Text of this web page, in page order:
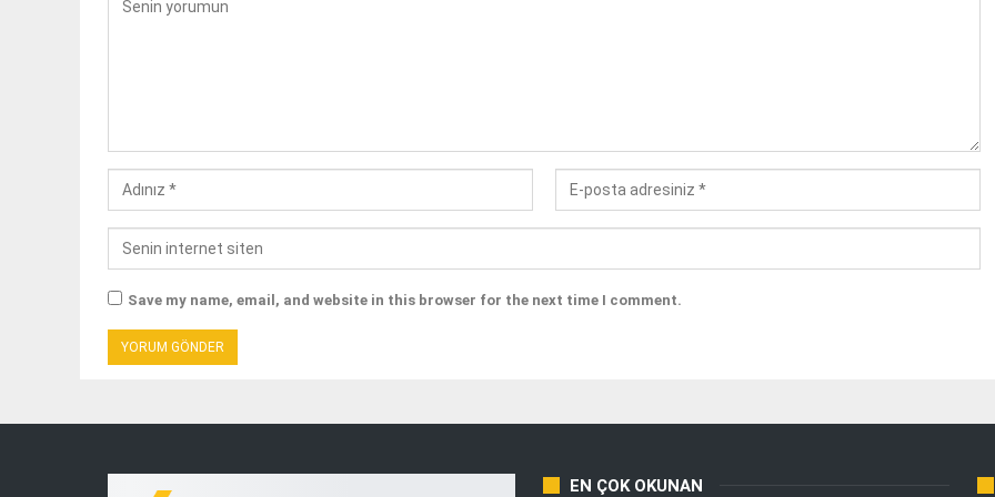
Save my name, email, and website in this browser for the next time I comment.
EN ÇOK OKUNAN